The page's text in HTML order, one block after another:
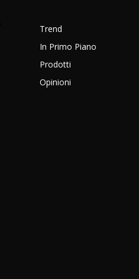
Trend
In Primo Piano
Prodotti
Opinioni